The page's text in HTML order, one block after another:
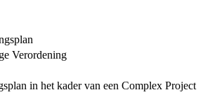
Verordening
in het kader van een Complex Project